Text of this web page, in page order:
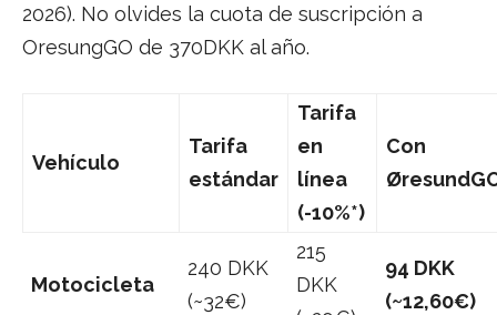
2026). No olvides la cuota de suscripción a
OresungGO de 370DKK al año.
Vehículo
Tarifa
estándar
Tarifa
en
línea
(-10%*)
Con
Motocicleta
240 DKK
(~32€)
215
DKK
94 DKK
(~12,60€)